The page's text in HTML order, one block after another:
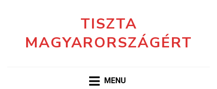
TISZTA
MAGYARORSZÁGÉRT
MENU